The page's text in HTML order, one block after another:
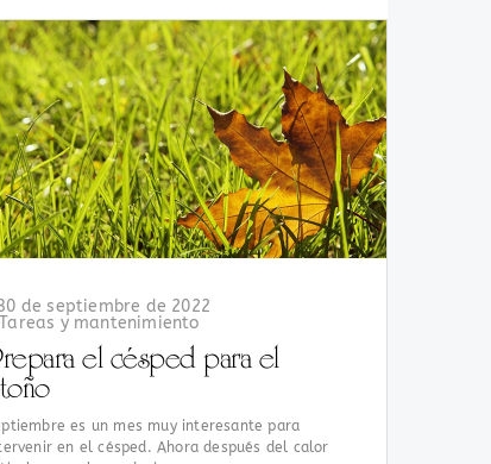
de septiembre de 2022
Tareas y mantenimiento
el césped para el
es un mes muy interesante para
en el césped. Ahora después del calor